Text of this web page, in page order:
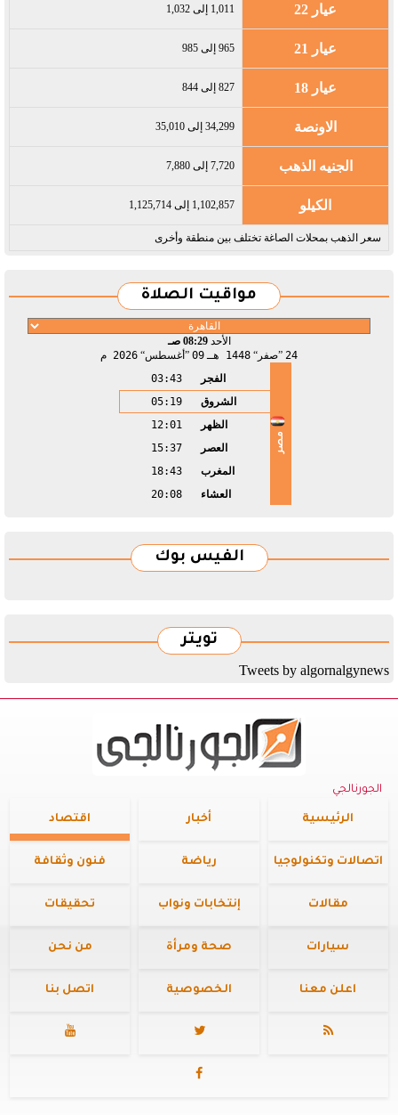
عيار 22 1,011 إلى 1,032
عيار 21 965 إلى 985
عيار 18 827 إلى 844
الاونصة 34,299 إلى 35,010
الجنيه الذهب 7,720 إلى 7,880
الكيلو 1,102,857 إلى 1,125,714
سعر الذهب بمحلات الصاغة تختلف بين منطقة وأخرى
مواقيت الصلاة
الأحد08:29 صـ
24
صفر 1448 هـ 09 أغسطس 2026 م
مصر
الفجر
03:43
الشروق
05:19
الظهر
12:01
العصر
15:37
المغرب
18:43
العشاء
20:08
الفيس بوك
تويتر
Tweets by algornalgynews
الجورنالجي
الرئيسية أخبار اقتصاد
اتصالات وتكنولوجيا رياضة فنون وثقافة
مقالات إنتخابات ونواب تحقيقات
سيارات صحة ومرأة من نحن
اعلن معنا الخصوصية اتصل بنا



